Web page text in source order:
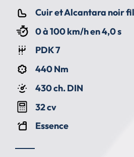
Cuir et Alcantara noir
0 à 100 km/h en 4,0 s
PDK 7
440 Nm
430 ch. DIN
32 cv
Essence